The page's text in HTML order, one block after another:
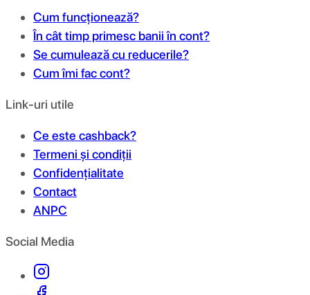
Cum funcționează?
În cât timp primesc banii în cont?
Se cumulează cu reducerile?
Cum îmi fac cont?
Link-uri utile
Ce este cashback?
Termeni și condiții
Confidențialitate
Contact
ANPC
Social Media